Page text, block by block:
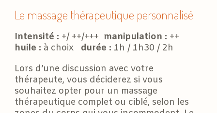
Le massage thérapeutique personnalisé
Intensité : +/ ++/+++ manipulation : ++
huile : à choix durée : 1h / 1h30 / 2h
Lors d’une discussion avec votre
thérapeute, vous déciderez si vous
souhaitez opter pour un massage
thérapeutique complet ou ciblé, selon les